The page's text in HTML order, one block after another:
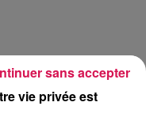
vie privée est
sans accepter